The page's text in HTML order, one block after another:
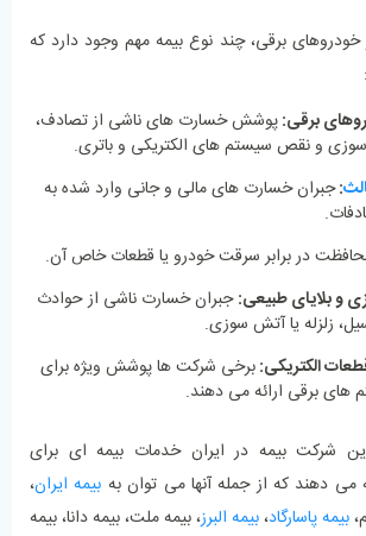
برقی، چند نوع بیمه مهم وجود دارد که
برقی:پوشش خسارت‌ های ناشی از تصادف،
و نقص سیستم ‌های الکتریکی و باتری.
:جبران خسارت ‌های مالی و جانی وارد شده به
در برابر سرقت خودرو یا قطعات خاص آن.
و بلایای طبیعی:جبران خسارت ناشی از حوادث
زلزله یا آتش‌ سوزی.
الکتریکی:برخی شرکت ‌ها پوشش ویژه برای
‌های برقی ارائه می ‌دهند.
شرکت بیمه در ایران خدمات بیمه‌ ای برای
می ‌دهند که از جمله آنها می ‌توان به بیمه ایران،
بیمه پاسارگاد،بیمه البرز، بیمه ملت، بیمه دانا، بیمه